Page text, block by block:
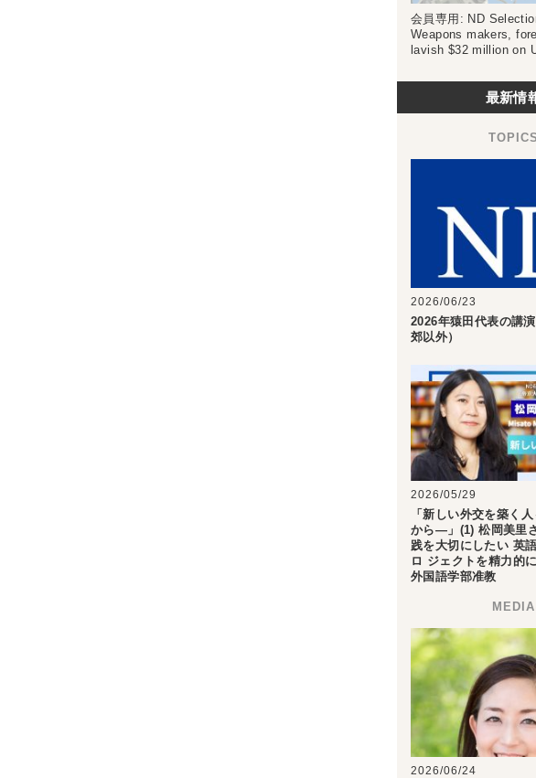
会員専用: ND
Weapons makers,
lavish $32 million on
最新情
2026/06/23
2026年猿田代表の講
郊以外）
2026/05/29
「新しい外交を築く
から―」(1) 松岡美里
践を大切にしたい 英
ロ ジェクトを精力的
外国語学部准教
2026/06/24